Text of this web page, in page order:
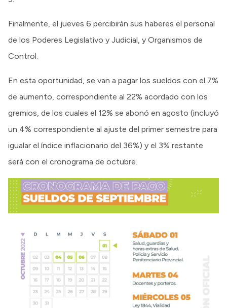
Finalmente, el jueves 6 percibirán sus haberes el personal
de los Poderes Legislativo y Judicial, y Organismos de
Control.
En esta oportunidad, se van a pagar los sueldos con el 7%
de aumento, correspondiente al 22% acordado con los
gremios, de los cuales el 12% se abonó en agosto (incluyó
un 4% correspondiente al ajuste del primer semestre para
igualar el índice inflacionario del 36%) y el 3% restante
será con el cronograma de octubre.